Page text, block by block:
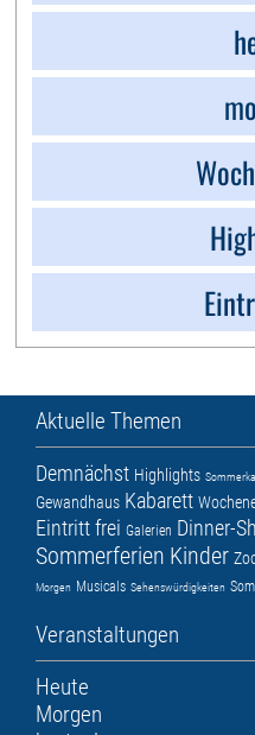
Aktuelle Themen
Demnächst Highlights
Gewandhaus Kabarett
Eintritt frei Galerien Dinner-
Sommerferien Kinder
Morgen Musicals Sehenswürdigkeiten
Veranstaltungen
Heute
Morgen